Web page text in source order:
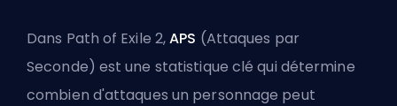
Dans Path of Exile 2,APS (Attaques par
Seconde) est une statistique clé qui détermine
combien d'attaques un personnage peut